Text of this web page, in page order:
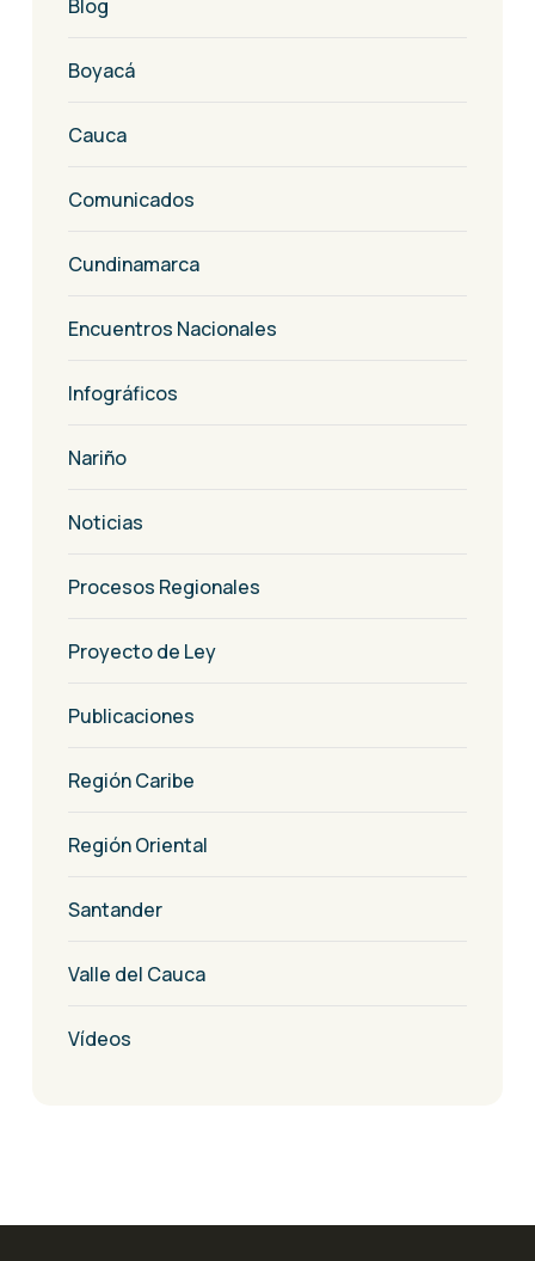
Blog
Boyacá
Cauca
Comunicados
Cundinamarca
Encuentros Nacionales
Infográficos
Nariño
Noticias
Procesos Regionales
Proyecto de Ley
Publicaciones
Región Caribe
Región Oriental
Santander
Valle del Cauca
Vídeos